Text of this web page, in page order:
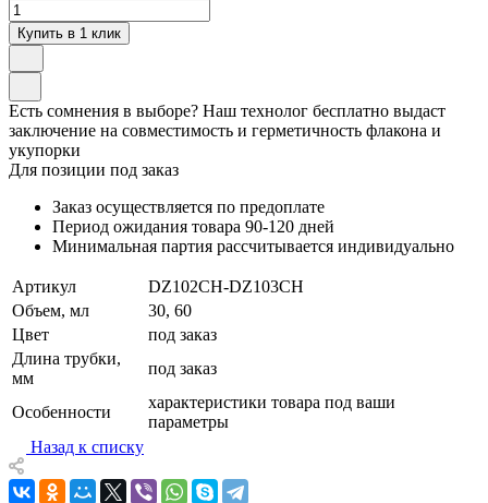
Купить в 1 клик
Есть сомнения в выборе? Наш технолог бесплатно выдаст
заключение на совместимость и герметичность флакона и
укупорки
Для позиции под заказ
Заказ осуществляется по предоплате
Период ожидания товара 90-120 дней
Минимальная партия рассчитывается индивидуально
Артикул
DZ102CH-DZ103CH
Объем, мл
30, 60
Цвет
под заказ
Длина трубки,
мм
под заказ
Особенности
характеристики товара под ваши
параметры
Назад к списку